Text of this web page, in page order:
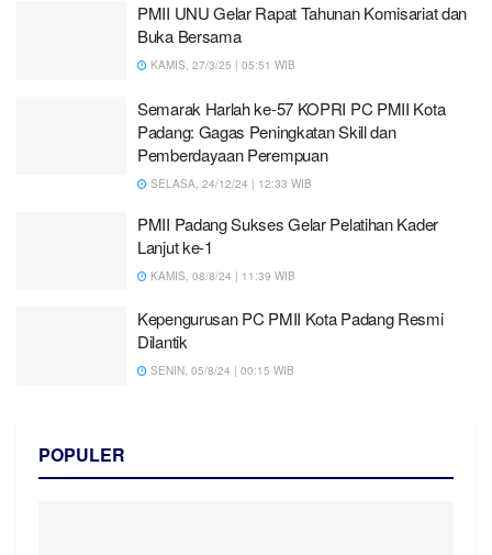
PMII UNU Gelar Rapat Tahunan Komisariat dan
Buka Bersama
KAMIS, 27/3/25 | 05:51 WIB
Semarak Harlah ke-57 KOPRI PC PMII Kota
Padang: Gagas Peningkatan Skill dan
Pemberdayaan Perempuan
SELASA, 24/12/24 | 12:33 WIB
PMII Padang Sukses Gelar Pelatihan Kader
Lanjut ke-1
KAMIS, 08/8/24 | 11:39 WIB
Kepengurusan PC PMII Kota Padang Resmi
Dilantik
SENIN, 05/8/24 | 00:15 WIB
POPULER